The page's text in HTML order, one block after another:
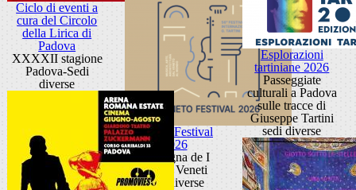
Ciclo di eventi a
cura del Circolo
della Lirica di
Padova
XXXXII stagione
Padova-Sedi
diverse
Veneto Festival
2026
Rassegna de I
Solisti Veneti
sedi diverse
Esplorazioni
tartiniane 2026
Passeggiate
culturali a Padova
sulle tracce di
Giuseppe Tartini
sedi diverse